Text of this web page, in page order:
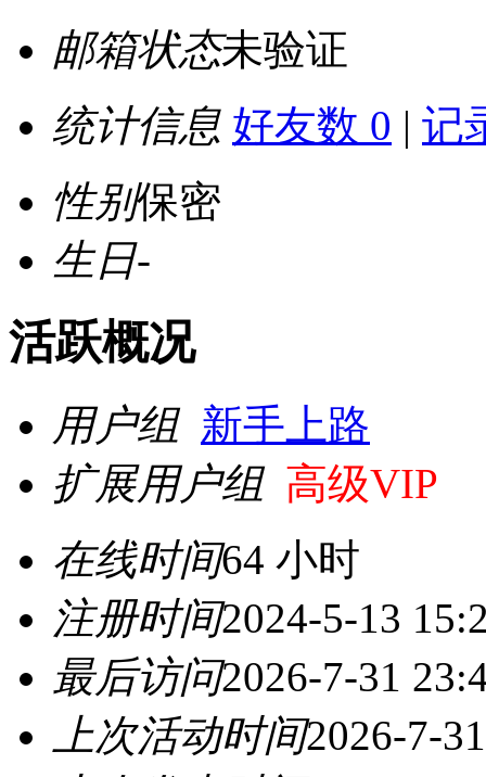
邮箱状态未验证
统计信息 好友数 0 | 记
性别保密
生日-
活跃概况
用户组 新手上路
扩展用户组 高级VIP
在线时间64 小时
注册时间2024-5-13
最后访问2026-7-31
上次活动时间2026-7-